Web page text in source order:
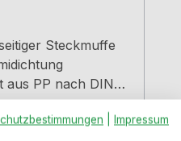
Steckmuffe
Impressum